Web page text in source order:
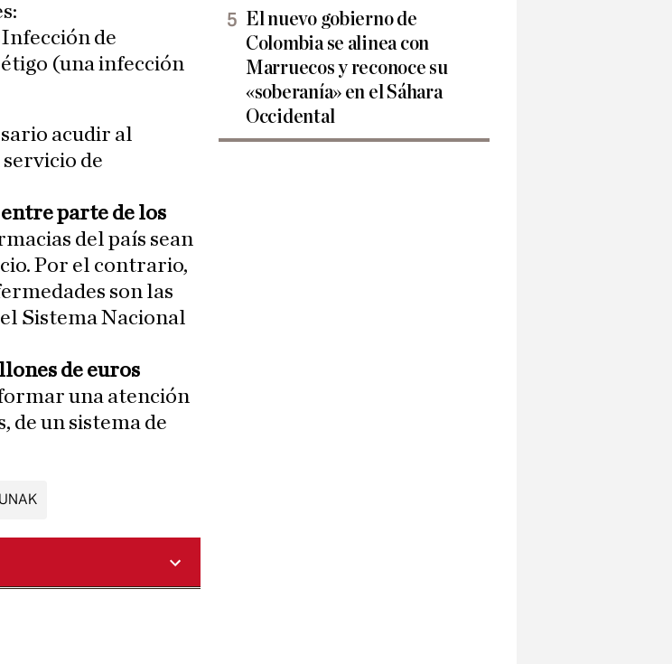
de
(una infección
acudir al
de
parte de los
del país sean
Por el contrario,
son las
Sistema Nacional
de euros
una atención
de un sistema de
El nuevo gobierno de
Colombia se alinea con
Marruecos y reconoce su
«soberanía» en el Sáhara
Occidental